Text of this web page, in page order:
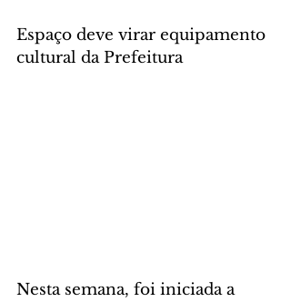
Espaço deve virar equipamento
cultural da Prefeitura
Nesta semana, foi iniciada a